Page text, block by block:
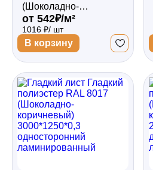
(Шоколадно-
коричневый)
1500*1250*0,45
двухсторонний
ламинированный
от 542₽/м²
1016 ₽/ шт
В корзину